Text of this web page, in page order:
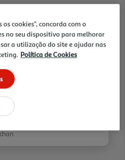
Folhetos
cookies", concorda com o
no seu dispositivo para melhorar
a utilização do site e ajudar nas
Política de Cookies